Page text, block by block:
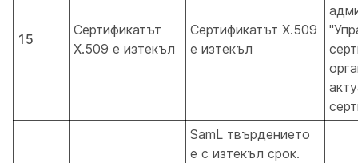
15
Сертификатът
X.509 е изтекъл
Сертификатът X.509
е изтекъл
SamL твърдението
е с изтекъл срок.